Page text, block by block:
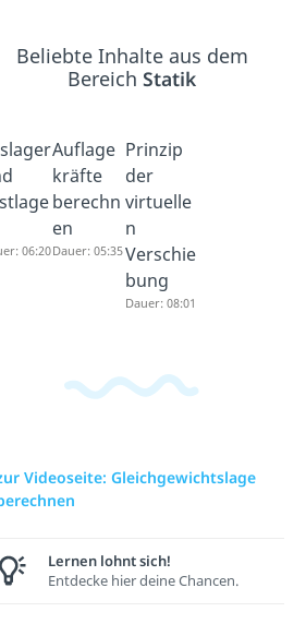
Beliebte Inhalte aus dem
BereichStatik
06:20
Auflage
kräfte
berechn
en
Dauer: 05:35
Prinzip
der
virtuelle
n
Verschie
bung
Dauer: 08:01
Videoseite: Gleichgewichtslage
Lernen lohnt sich!
Entdecke hier deine Chancen.